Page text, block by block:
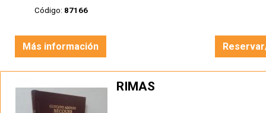
Código: 87166
Más información
RIMAS